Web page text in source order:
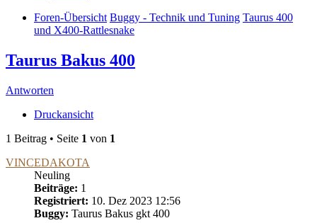
Foren-Übersicht Buggy - Technik und Tuning Taurus 400
und X400-Rattlesnake
Taurus Bakus 400
Antworten
Druckansicht
1 Beitrag • Seite 1 von 1
VINCEDAKOTA
Neuling
Beiträge: 1
Registriert: 10. Dez 2023 12:56
Buggy: Taurus Bakus gkt 400